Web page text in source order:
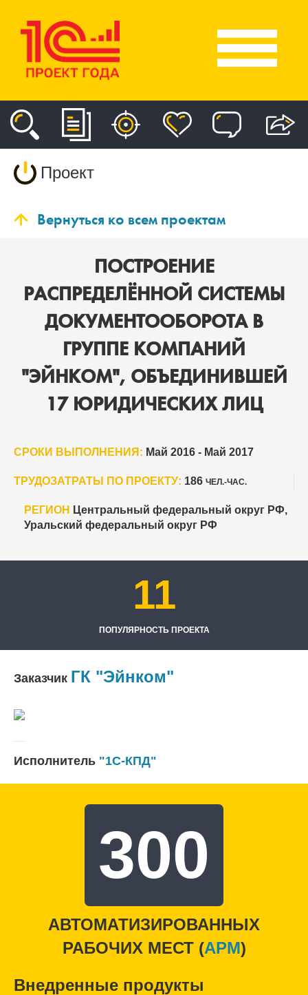
Проект
Вернуться ко всем проектам
ПОСТРОЕНИЕ
РАСПРЕДЕЛЁННОЙ СИСТЕМЫ
ДОКУМЕНТООБОРОТА В
ГРУППЕ КОМПАНИЙ
"ЭЙНКОМ", ОБЪЕДИНИВШЕЙ
17 ЮРИДИЧЕСКИХ ЛИЦ
СРОКИ ВЫПОЛНЕНИЯ: Май 2016 - Май 2017
ТРУДОЗАТРАТЫ ПО ПРОЕКТУ: 186 ЧЕЛ.-ЧАС.
РЕГИОН Центральный федеральный округ РФ,
Уральский федеральный округ РФ
11
ПОПУЛЯРНОСТЬ ПРОЕКТА
Заказчик ГК "Эйнком"
Исполнитель "1С-КПД"
300
АВТОМАТИЗИРОВАННЫХ
РАБОЧИХ МЕСТ (APM)
Внедренные продукты